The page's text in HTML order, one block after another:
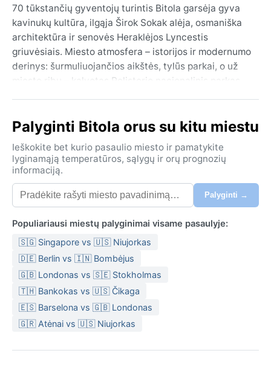
70 tūkstančių gyventojų turintis Bitola garsėja gyva
kavinukų kultūra, ilgąja Širok Sokak alėja, osmaniška
architektūra ir senovės Heraklėjos Lyncestis
griuvėsiais. Miesto atmosfera – istorijos ir modernumo
derinys: šurmuliuojančios aikštės, tylūs parkai, o už
miesto ribų – kalvotas Pelisterio nacionalinis parkas,
atsiveria vaizdai į Baba kalną.
Klimatas pagal Köppen klasifikaciją – drėgnas
subtropinis (Cfa). Vasaros čia karštos ir drėgnos,
temperatūra dažnai kopia virš trisdešimties laipsnių, o
naktys būna tvankios. Žiemos vėsios, vidutinė
temperatūra apie nulį, su galimomis šalnomis ir retu
daugiausia lyja pavasarį ir rudenį – tada orai būna
permainingi, o drėgmė juntama net ir vėsiomis
dienomis. Į kelionę vertėtų susidėti lengvus drabužius
vasarai, šiltesnius sluoksnius žiemai bei lietpalčius –
jie pravers bet kuriuo metų laiku.
Geriausias metas aplankyti Bitolą – pavasaris
(balandis–birželis) arba ruduo (rugsėjis–spalis), kai
Vasara gali būti per karšta ir drėgna, žiema – per vėsi,
Palyginti Bitola orus su kitu miestu
Ieškokite bet kurio pasaulio miesto ir pamatykite
lyginamąją temperatūros, sąlygų ir orų prognozių
informaciją.
Palyginti →
Populiariausi miestų palyginimai visame pasaulyje:
🇸🇬 Singapore vs 🇺🇸 Niujorkas
🇩🇪 Berlin vs 🇮🇳 Bombėjus
🇬🇧 Londonas vs 🇸🇪 Stokholmas
🇹🇭 Bankokas vs 🇺🇸 Čikaga
🇪🇸 Barselona vs 🇬🇧 Londonas
🇬🇷 Atėnai vs 🇺🇸 Niujorkas